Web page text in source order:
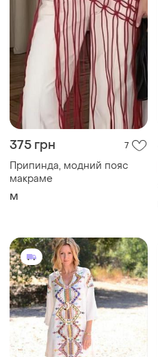
375 грн 7
Припинда, модний пояс
макраме
M